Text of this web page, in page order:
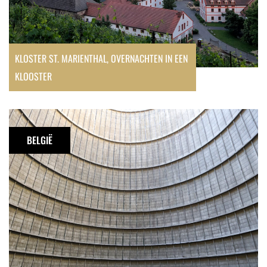
KLOSTER ST. MARIENTHAL, OVERNACHTEN IN EEN
KLOOSTER
Urbex:
Cooling
Tower
BELGIË